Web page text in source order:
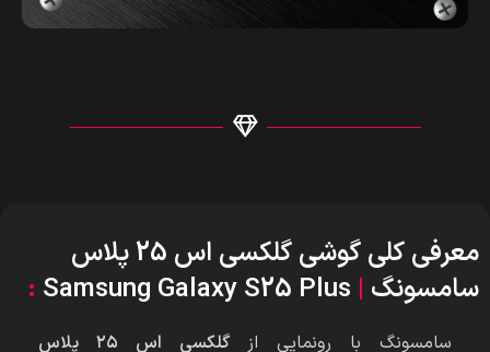
معرفی کلی گوشی گلکسی اس 25 پلاس
سامسونگ |
:
سامسونگ با رونمایی از
گلکسی اس ۲۵ پلاس